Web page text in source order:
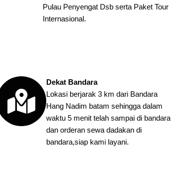
Pulau Penyengat Dsb serta Paket Tour
Internasional.
Dekat Bandara
Lokasi berjarak 3 km dari Bandara
Hang Nadim batam sehingga dalam
waktu 5 menit telah sampai di bandara
dan orderan sewa dadakan di
bandara,siap kami layani.